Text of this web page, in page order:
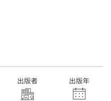
出版者 出版年